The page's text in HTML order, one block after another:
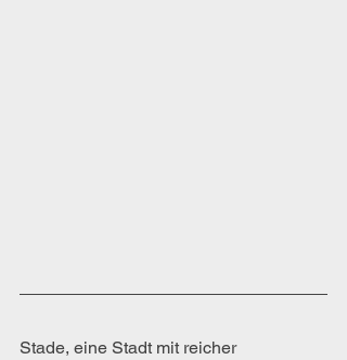
Stade, eine Stadt mit reicher